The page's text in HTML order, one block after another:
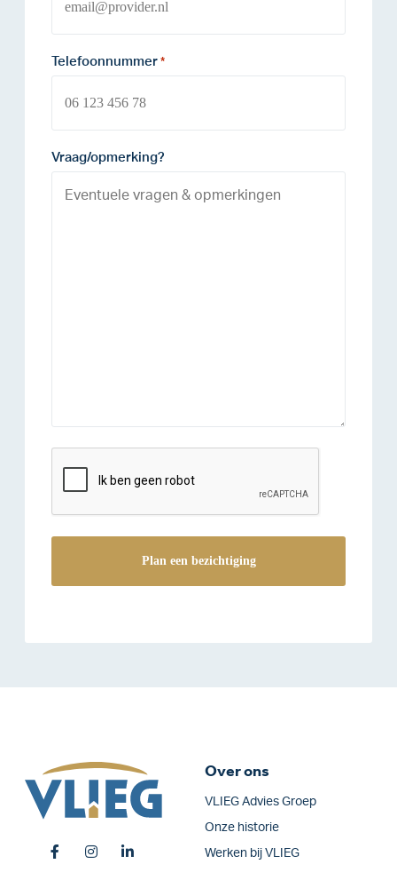
Telefoonnummer *
Vraag/opmerking?
Over ons
VLIEG Advies Groep
Onze historie
Werken bij VLIEG